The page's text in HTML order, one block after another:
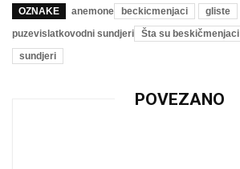
OZNAKE anemone beckicmenjaci gliste
puzevislatkovodni sundjeri
Šta su beskičmenjaci
sundjeri
POVEZANO